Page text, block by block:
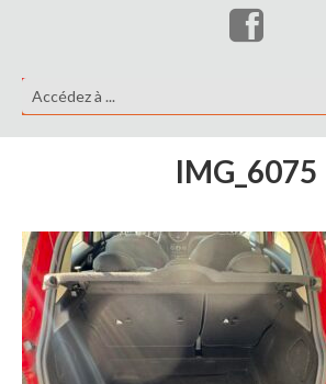
IMG_6075